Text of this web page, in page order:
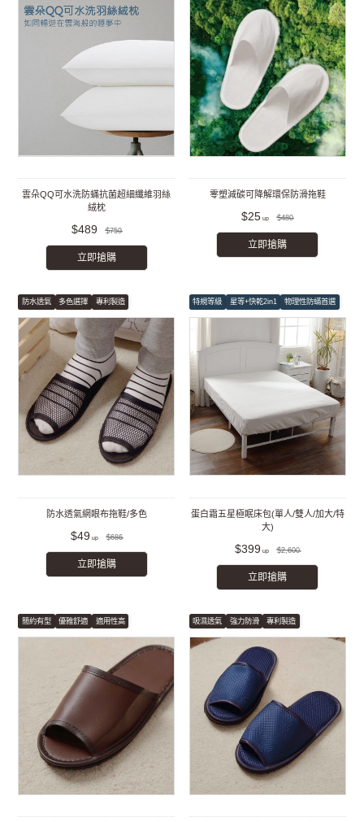
雲朵QQ可水洗防蟎抗菌超細纖維羽絲
絨枕
$489 $759
立即搶購
零塑減碳可降解環保防滑拖鞋
$25 $480
立即搶購
防水透氣 多色選擇 專利製造
防水透氣網眼布拖鞋/多色
$49 $686
立即搶購
特規等級 星等+快乾2in1 物理性防蟎首選
蛋白霜五星極眠床包(單人/雙人/加大/特
大)
$399 $2,600
立即搶購
簡約有型 優雅舒適 適用性高 吸濕透氣 強力防滑 專利製造